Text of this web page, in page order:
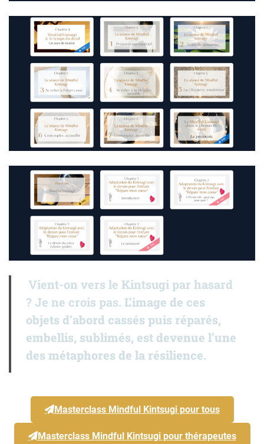
Vient-on vers le Kintsugi par hasard
? Je ne crois pas. L’image de ces
objets d’abord cassés puis réparés,
embellis, sublimés, est devenue l’une
des métaphores de la résilience.
Masterclass Mindful Kintsugi pour tous
Masterclass Mindful Kintsugi pour thérapeutes